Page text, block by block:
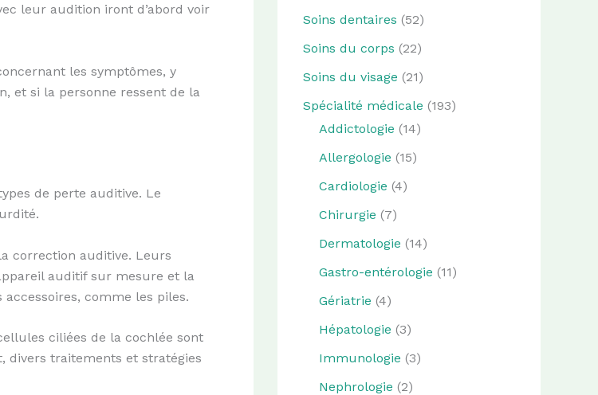
leur audition iront d’abord voir
les symptômes, y
et si la personne ressent de la
de perte auditive. Le
correction auditive. Leurs
auditif sur mesure et la
comme les piles.
ciliées de la cochlée sont
divers traitements et stratégies
Soins dentaires (52)
Soins du corps (22)
Soins du visage (21)
Spécialité médicale (193)
Addictologie (14)
Allergologie (15)
Cardiologie (4)
Chirurgie (7)
Dermatologie (14)
Gastro-entérologie (11)
Gériatrie (4)
Hépatologie (3)
Immunologie (3)
Nephrologie (2)